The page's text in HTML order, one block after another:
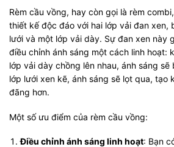
Rèm cầu vồng, hay còn gọi là rèm
thiết kế độc đáo với hai lớp vải đan xen,
lưới và một lớp vải dày. Sự đan xen này
điều chỉnh ánh sáng một cách linh hoạt:
lớp vải dày chồng lên nhau, ánh sáng sẽ
lớp lưới xen kẽ, ánh sáng sẽ lọt qua, tạo
đãng hơn.
Một số ưu điểm của rèm cầu vồng:
Điều chỉnh ánh sáng linh hoạt: Bạn